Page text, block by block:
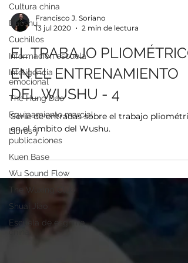
Cultura china
Daoshu
Cuchillos
Información escuela
Inteligencia
emocional
The Hung Dao
Equipamiento marcial
Libros y
publicaciones
Kuen Base
Wu Sound Flow
The Wuxing Club
Shuai Jiao
Escuela de esgrima
13 jul 2020
2 min de lectura
EL TRABAJO
EN EL ENTRENAMIENTO
DEL WUSHU - 4
Serie de entradas sobre el trabajo
en el ámbito del Wushu.